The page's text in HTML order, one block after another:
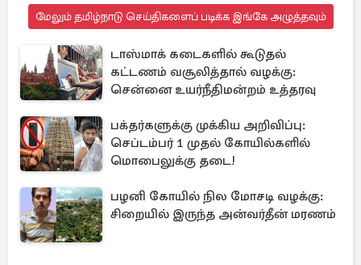
மேலும் தமிழ்நாடு செய்திகளைப் படிக்க இங்கே அழுத்தவும்
டாஸ்மாக் கடைகளில் கூடுதல்
கட்டணம் வசூலித்தால் வழக்கு:
சென்னை உயர்நீதிமன்றம் உத்தரவு
பக்தர்களுக்கு முக்கிய அறிவிப்பு:
செப்டம்பர் 1 முதல் கோயில்களில்
மொபைலுக்கு தடை!
பழனி கோயில் நில மோசடி வழக்கு:
சிறையில் இருந்த அன்வர்தீன் மரணம்